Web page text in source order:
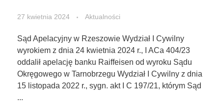
27 kwietnia 2024 Aktualności
Sąd Apelacyjny w Rzeszowie Wydział I Cywilny
wyrokiem z dnia 24 kwietnia 2024 r., I ACa 404/23
oddalił apelację banku Raiffeisen od wyroku Sądu
Okręgowego w Tarnobrzegu Wydział I Cywilny z dnia
15 listopada 2022 r., sygn. akt I C 197/21, którym Sąd
...